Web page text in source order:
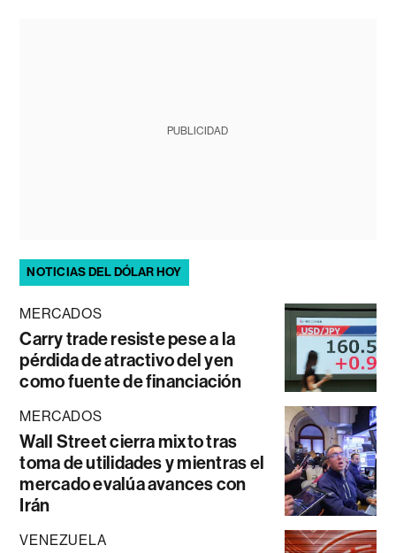
PUBLICIDAD
NOTICIAS DEL DÓLAR HOY
MERCADOS
Carry trade resiste pese a la
pérdida de atractivo del yen
como fuente de financiación
MERCADOS
Wall Street cierra mixto tras
toma de utilidades y mientras el
mercado evalúa avances con
Irán
VENEZUELA